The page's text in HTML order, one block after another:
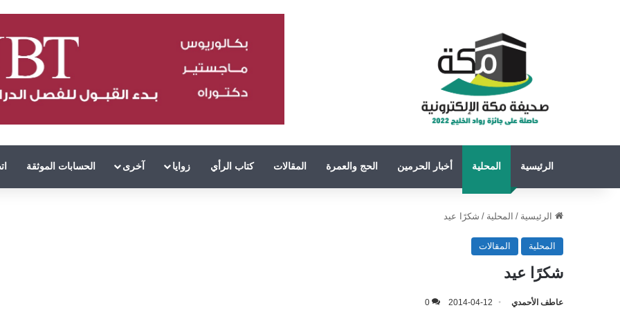
الرئيسية المحلية أخبار الحرمين الحج والعمرة المقالات كتاب الرأي زوايا آخرى الحسابات الموثقة
الرئيسية / المحلية / شكرًا عيد
المحلية المقالات
شكرًا عيد
عاطف الأحمدي 2014-04-12
0